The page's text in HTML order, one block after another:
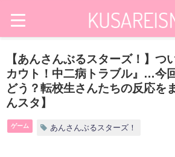
【あんさんぶるスターズ！】つ
カウト！中二病トラブル』…今
どう？転校生さんたちの反応を
んスタ】
ゲーム あんさんぶるスターズ！